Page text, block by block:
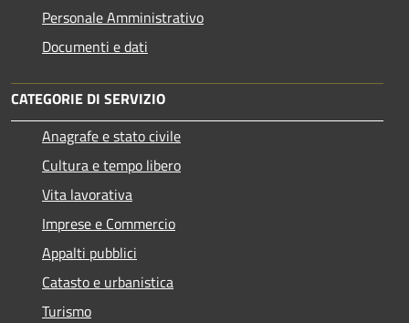
Personale Amministrativo
Documenti e dati
CATEGORIE DI SERVIZIO
Anagrafe e stato civile
Cultura e tempo libero
Vita lavorativa
Imprese e Commercio
Appalti pubblici
Catasto e urbanistica
Turismo